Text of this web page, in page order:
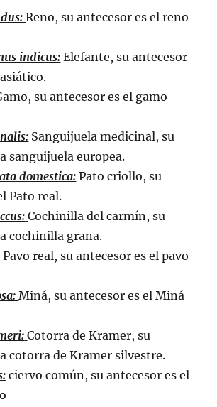
Reno, su antecesor es el reno
indicus: Elefante, su antecesor
su antecesor es el gamo
Sanguijuela medicinal, su
sanguijuela europea.
domestica: Pato criollo, su
Pato real.
Cochinilla del carmín, su
cochinilla grana.
Pavo real, su antecesor es el pavo
Miná, su antecesor es el Miná
Cotorra de Kramer, su
cotorra de Kramer silvestre.
ciervo común, su antecesor es el